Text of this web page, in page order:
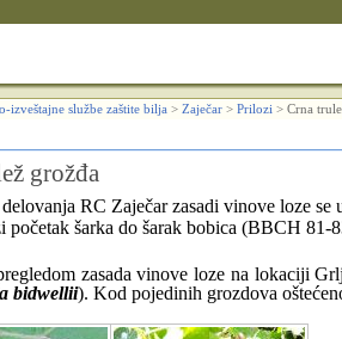
izveštajne službe zaštite bilja > Zaječar > Prilozi > Crna
grožđa
RC Zaječar zasadi vinove loze se
početak šarka do šarak bobica (BBCH 81-
zasada vinove loze na lokaciji
bidwellii). Kod pojedinih grozdova